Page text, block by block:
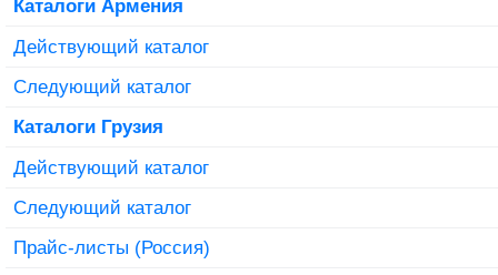
Каталоги Армения
Действующий каталог
Следующий каталог
Каталоги Грузия
Действующий каталог
Следующий каталог
Прайс-листы (Россия)